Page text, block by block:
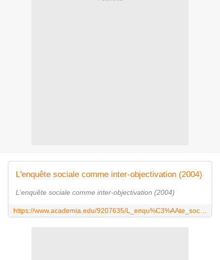
L'enquête sociale comme inter-objectivation (2004)
L'enquête sociale comme inter-objectivation (2004)